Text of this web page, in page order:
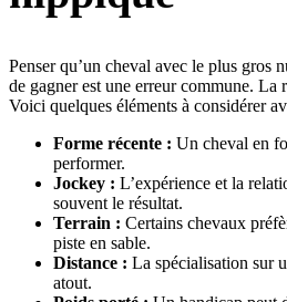
Penser qu’un cheval avec le plus gros
de gagner est une erreur commune. La
Voici quelques éléments à considérer
Forme récente : Un cheval en
performer.
Jockey : L’expérience et la
souvent le résultat.
Terrain : Certains chevaux
piste en sable.
Distance : La spécialisation sur
atout.